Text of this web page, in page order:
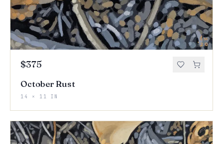
$375
October Rust
14 × 11 IN